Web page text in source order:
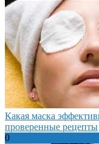
Какая маска
проверенные рецепты
0